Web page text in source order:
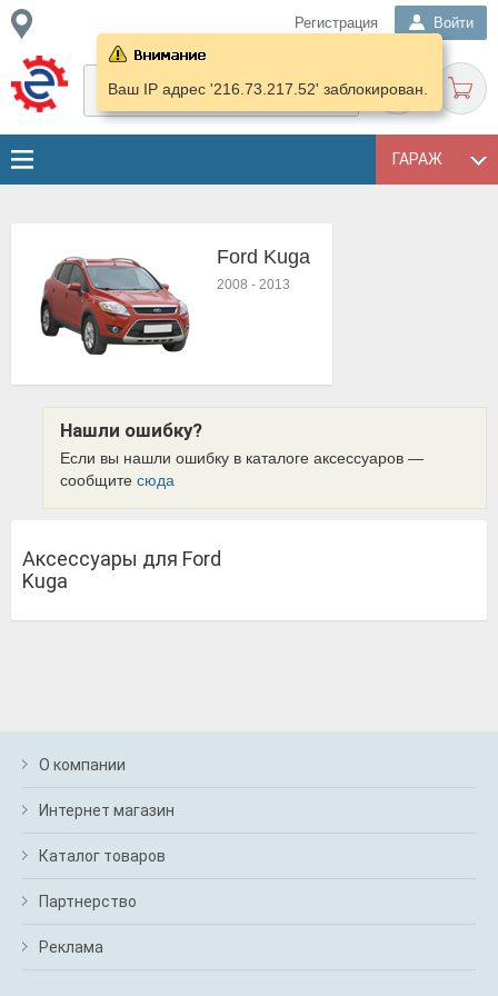
Регистрация Войти
ГАРАЖ
Ваш IP адрес '216.73.217.52' заблокирован.
Ford Kuga
2008 - 2013
Нашли ошибку?
Если вы нашли ошибку в каталоге аксессуаров —
сообщите сюда
Аксессуары для Ford
Kuga
О компании
Интернет магазин
Каталог товаров
Партнерство
Реклама